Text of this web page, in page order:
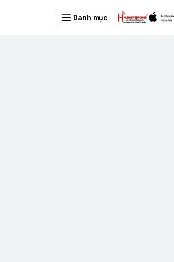
Danh mục